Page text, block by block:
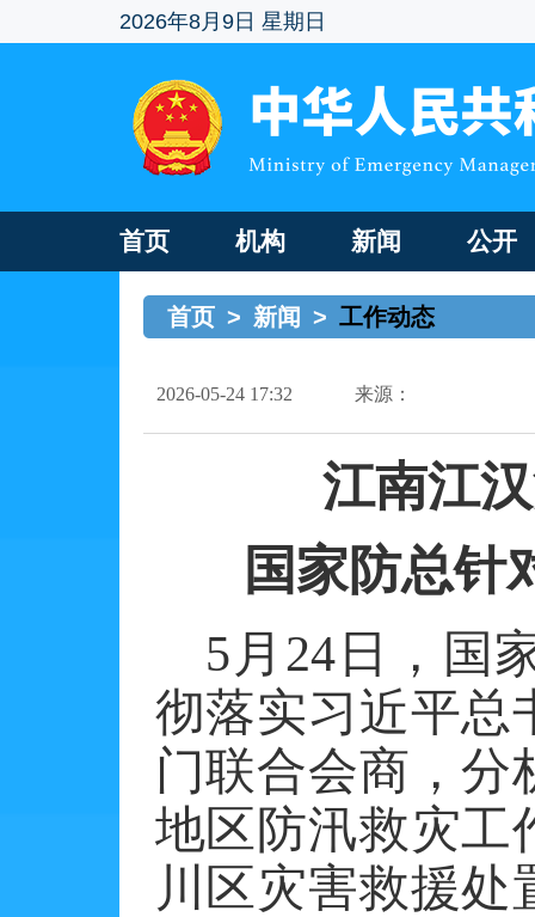
2026年8月9日 星期日
首页 机构 新闻 公开
首页 > 新闻 > 工作动态
2026-05-24 17:32 来源：
江南江
国家防总针
5 月 24日，国
彻落实习近平总
门联合会商，分
地区防汛救灾工
川区灾害救援